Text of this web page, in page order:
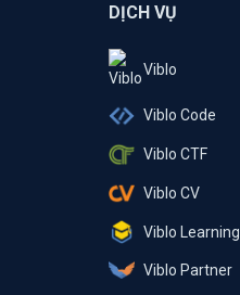
DỊCH VỤ
Viblo
Viblo Code
Viblo CTF
Viblo CV
Viblo Learning
Viblo Partner